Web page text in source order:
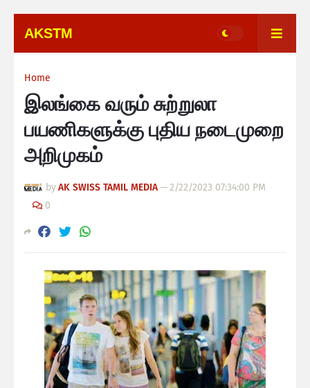
AKSTM
Home
இலங்கை வரும் சுற்றுலா
பயணிகளுக்கு புதிய நடைமுறை
அறிமுகம்
byAK SWISS TAMIL MEDIA—2/22/2023 07:34:00 PM
0